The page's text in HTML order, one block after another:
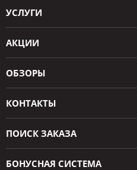
УСЛУГИ
АКЦИИ
ОБЗОРЫ
КОНТАКТЫ
ПОИСК ЗАКАЗА
БОНУСНАЯ СИСТЕМА